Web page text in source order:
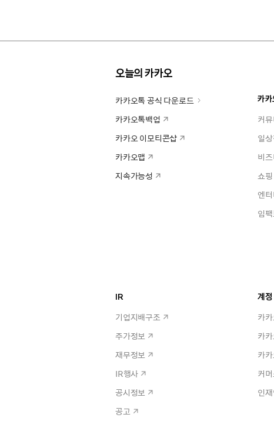
오늘의 카카오
카카오톡 공식 다운로드
카카오톡백업
카카오 이모티콘샵
카카오맵
지속가능성
카
커
일
비
쇼핑
엔
임
IR
기업지배구조
주가정보
재무정보
IR행사
공시정보
공고
계정
카
카
카
커
인